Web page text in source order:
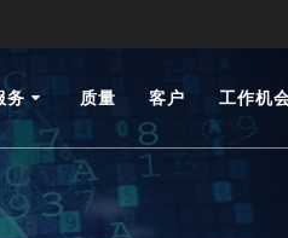
务 质量 客户 工作机